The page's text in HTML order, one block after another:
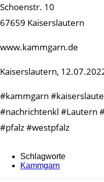
Schoenstr. 10
67659 Kaiserslautern
www.kammgarn.de
Kaiserslautern,
#kammgarn
#nachrichtenkl #Lautern
#pfalz #westpfalz
Schlagworte
Kammgarn